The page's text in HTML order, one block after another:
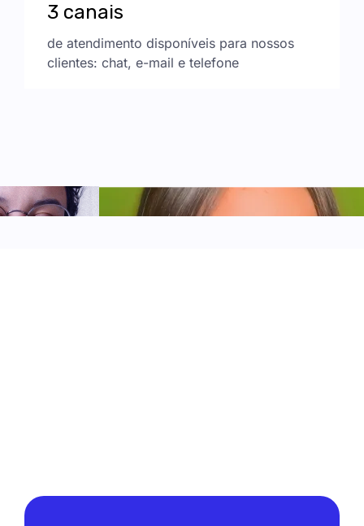
3 canais
de atendimento disponíveis para nossos
clientes: chat, e-mail e telefone